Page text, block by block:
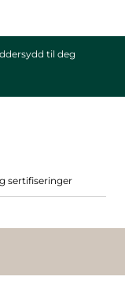
til deg
sertifiseringer